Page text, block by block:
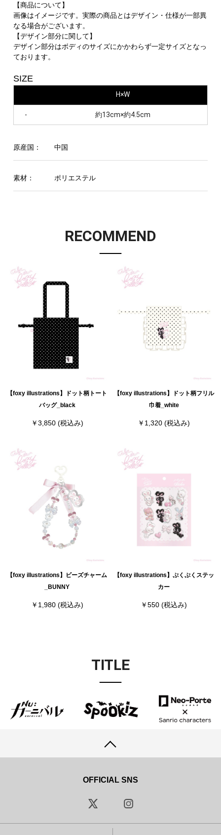
【商品について】
画像はイメージです。実際の商品とはデザイン・仕様が一部異
なる場合がございます。
【デザイン部分に関して】
デザイン部分はボディのサイズにかかわらず一定サイズとなっ
ております。
SIZE
H×W
- 約13cm×約4.5cm
原産国： 中国
素材： ポリエステル
RECOMMEND
【foxy illustrations】ドット柄トート
バッグ_black
￥3,850 (税込み)
【foxy illustrations】ドット柄フリル
巾着_white
￥1,320(税込み)
【foxy illustrations】ビーズチャーム
_BUNNY
￥1,980 (税込み)
【foxy illustrations】ぷくぷくステッ
カー
￥550(税込み)
TITLE
OFFICIAL SNS